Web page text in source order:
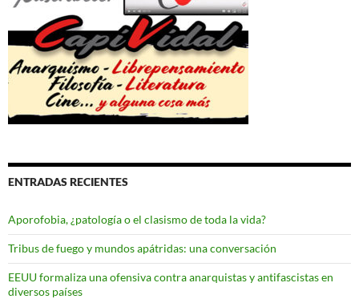
ENTRADAS RECIENTES
Aporofobia, ¿patología o el clasismo de toda la vida?
Tribus de fuego y mundos apátridas: una conversación
EEUU formaliza una ofensiva contra anarquistas y antifascistas en
diversos países